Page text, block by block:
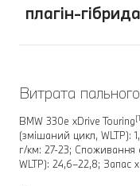
плагін-
Витрата
BMW 330e xDrive Touring
(змішаний цикл, WLTP):
г/км: 27-23; Споживання
WLTP): 24,6–22,8; Запас